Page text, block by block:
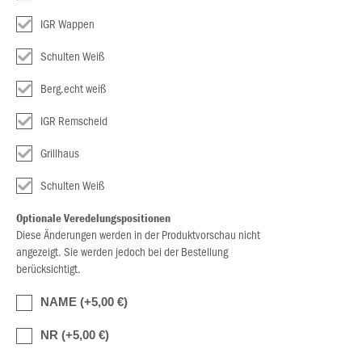
IGR Wappen
Schulten Weiß
Berg.echt weiß
IGR Remscheid
Grillhaus
Schulten Weiß
Optionale Veredelungspositionen
Diese Änderungen werden in der Produktvorschau nicht
angezeigt. Sie werden jedoch bei der Bestellung
berücksichtigt.
NAME (+5,00 €)
NR (+5,00 €)